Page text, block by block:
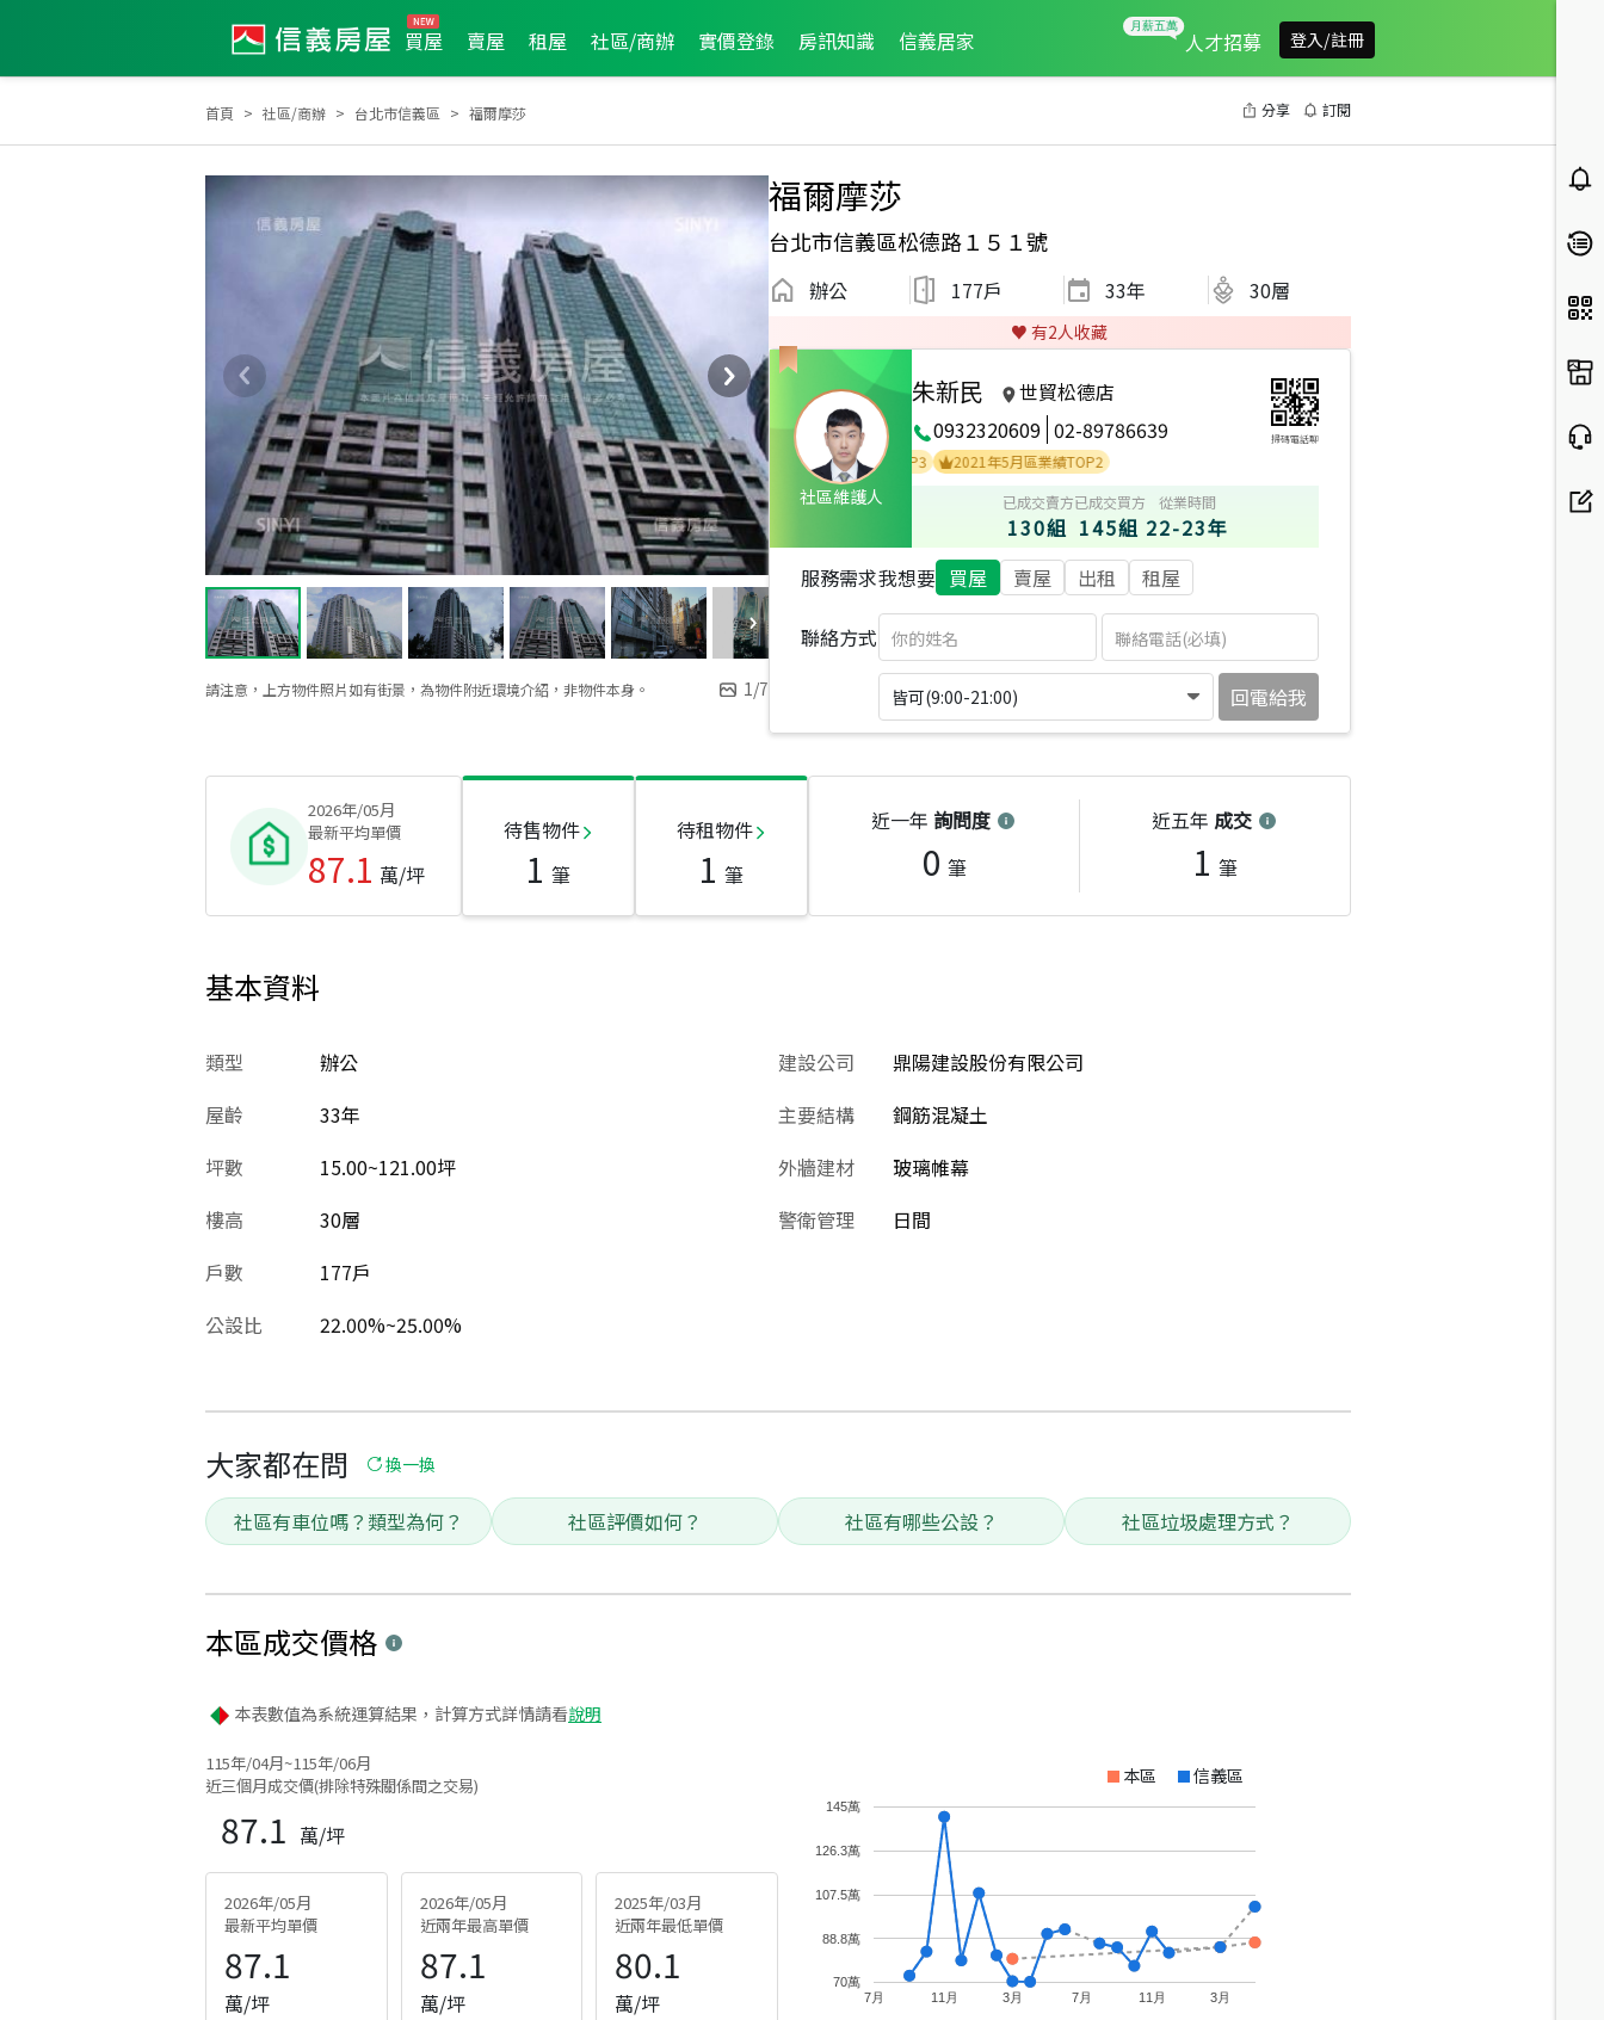
買屋 賣屋 租屋 社區/商辦 實價登錄 房訊知識 信義居家 人才招募 登入/註冊
首頁 社區/商辦 台北市信義區 福爾摩莎 分享 訂閱
請注意，上方物件照片如有街景，為物件附近環境介紹，非物件本身。 1/7
福爾摩莎
台北市信義區松德路１５１號
辦公 177戶 33年 30層
♥️ 有2人收藏
社區維護人
朱新民
世貿松德店
0932320609 02-89786639 掃碼電話聊
2006年度服務品質獎 2006年第3季度服務品質獎 全公司2017年2月業績TOP1 2022年4月區業績TOP3
2021年5月區業績TOP2
已成交賣方
130組
已成交買方
145組
從業時間
22-23年
服務需求我想要 買屋 賣屋 出租 租屋
聯絡方式
皆可(9:00-21:00) 回電給我
2026年/05月
最新平均單價
87.1 萬/坪
待售物件
1 筆
待租物件
1 筆
近一年 詢問度
0 筆
近五年 成交
1 筆
基本資料
類型
辦公
屋齡
33年
坪數
15.00~121.00坪
樓高
30層
戶數
177戶
公設比
22.00%~25.00%
建設公司
鼎陽建設股份有限公司
主要結構
鋼筋混凝土
外牆建材
玻璃帷幕
警衛管理
日間
大家都在問 換一換
社區有車位嗎？類型為何？ 社區評價如何？ 社區有哪些公設？ 社區垃圾處理方式？
本區成交價格
本表數值為系統運算結果，計算方式詳情請看說明
115年/04月~115年/06月
近三個月成交價(排除特殊關係間之交易)
87.1 萬/坪
2026年/05月
最新平均單價
87.1
萬/坪
2026年/05月
近兩年最高單價
87.1
萬/坪
2025年/03月
近兩年最低單價
80.1
萬/坪
本區 信義區
7月 11月 3月 7月 11月 3月
70萬
88.8萬
107.5萬
126.3萬
145萬